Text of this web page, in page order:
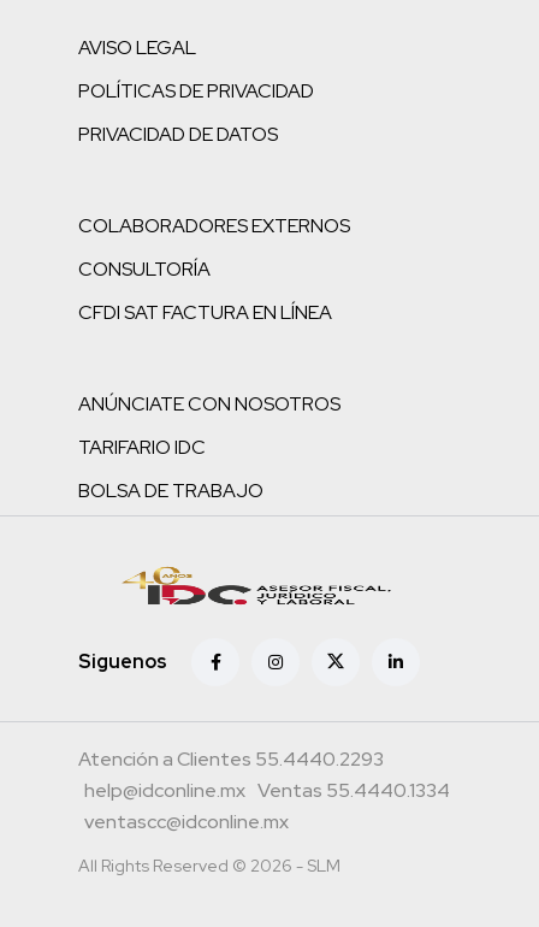
AVISO LEGAL
POLÍTICAS DE PRIVACIDAD
PRIVACIDAD DE DATOS
COLABORADORES EXTERNOS
CONSULTORÍA
CFDI SAT FACTURA EN LÍNEA
ANÚNCIATE CON NOSOTROS
TARIFARIO IDC
BOLSA DE TRABAJO
Siguenos
Atención a Clientes 55.4440.2293
help@idconline.mx Ventas 55.4440.1334
ventascc@idconline.mx
All Rights Reserved © 2026 - SLM